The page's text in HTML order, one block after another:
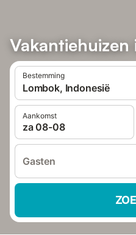
Bestemming
Lombok, Indonesië
Aankomst
za 08-08
Gasten